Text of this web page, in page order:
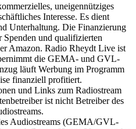
uneigennütziges
Interesse. Es dient
Unterhaltung. Die Finanzierung
und qualifizierten
Amazon. Radio Rheydt Live ist
die GEMA- und GVL-
läuft Werbung im Programm
finanziell profitiert.
und Links zum Radiostream
ist nicht Betreiber des
Audiostreams (GEMA/GVL-